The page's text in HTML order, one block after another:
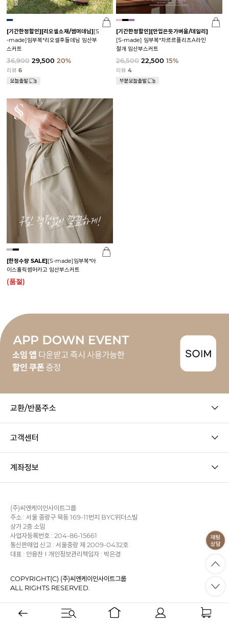
[기간한정할인][리오셀소재/썸머데님][S
-made]임부복*리오셀후들데님 임산부
스커트
36,900 29,500 20%
리뷰 6
[기간한정할인][안입은듯가벼움/데일리]
[S-made] 임부복*차르르플리츠A라인
절개 임산부스커트
26,500 22,500 15%
리뷰 4
[한정수량 SALE][S-made]임부복*아
이스홀릭썸머카고 임산부스커트
(품절)
교환/반품주소
고객센터
계좌정보
(주)씨엔케이인사이트그룹
주소 : 서울 중랑구 묵동 169-11번지 BYC위더스빌
상가 2층 소임
사업자등록번호 : 204-86-15661
통신판매업 신고 : 서울중랑 제 2009-0432호
대표 : 안용찬
개인정보관리책임자 : 박은경
COPYRIGHT(C) (주)씨엔케이인사이트그룹
ALL RIGHTS RESERVED.
사업자정보확인 이용약관 개인정보처리방침 KB에스크로 PC 버전